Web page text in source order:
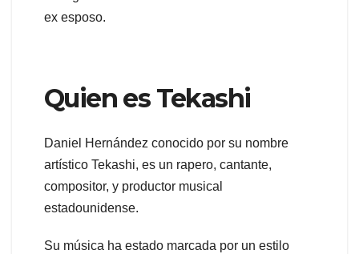
ex esposo.
Quien es Tekashi
Daniel Hernández conocido por su nombre
artístico Tekashi, es un rapero, cantante,
compositor, y productor musical
estadounidense.
Su música ha estado marcada por un estilo